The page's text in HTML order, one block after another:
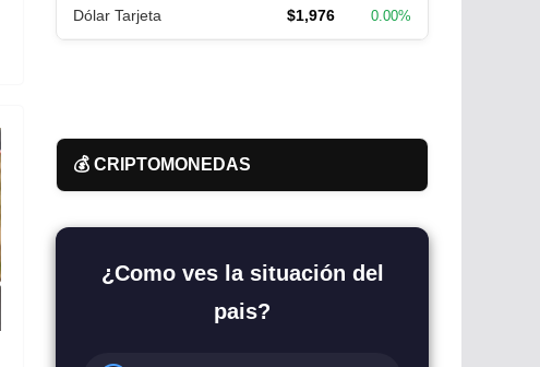
Dólar Tarjeta $1,976 0.00%
💰 CRIPTOMONEDAS
¿Como ves la situación del
pais?